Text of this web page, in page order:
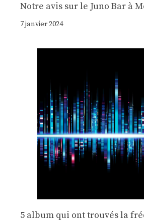
Notre avis sur le Juno Bar à
7 janvier 2024
5 album qui ont trouvés la